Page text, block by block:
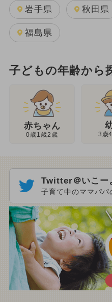
岩手県 秋田県
福島県
子どもの年齢から
赤ちゃん
0歳1歳2歳 3歳
Twitter＠いこー
子育て中のママパパ